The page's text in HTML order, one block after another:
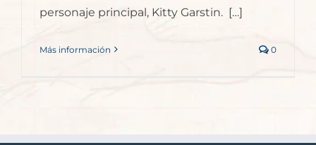
personaje principal, Kitty Garstin. […]
Más información 0